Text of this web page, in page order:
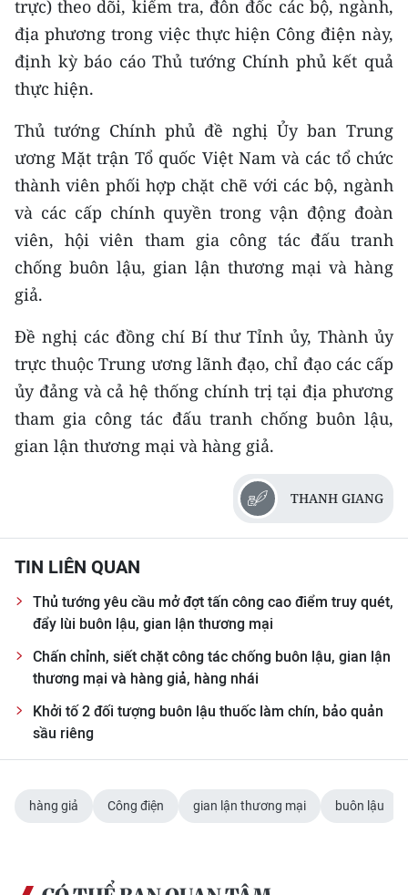
trực) theo dõi, kiểm tra, đôn đốc các bộ, ngành,
địa phương trong việc thực hiện Công điện này,
định kỳ báo cáo Thủ tướng Chính phủ kết quả
thực hiện.
Thủ tướng Chính phủ đề nghị Ủy ban Trung
ương Mặt trận Tổ quốc Việt Nam và các tổ chức
thành viên phối hợp chặt chẽ với các bộ, ngành
và các cấp chính quyền trong vận động đoàn
viên, hội viên tham gia công tác đấu tranh
chống buôn lậu, gian lận thương mại và hàng
giả.
Đề nghị các đồng chí Bí thư Tỉnh ủy, Thành ủy
trực thuộc Trung ương lãnh đạo, chỉ đạo các cấp
ủy đảng và cả hệ thống chính trị tại địa phương
tham gia công tác đấu tranh chống buôn lậu,
gian lận thương mại và hàng giả.
THANH GIANG
TIN LIÊN QUAN
Thủ tướng yêu cầu mở đợt tấn công cao điểm truy quét,
đẩy lùi buôn lậu, gian lận thương mại
Chấn chỉnh, siết chặt công tác chống buôn lậu, gian lận
thương mại và hàng giả, hàng nhái
Khởi tố 2 đối tượng buôn lậu thuốc làm chín, bảo quản
sầu riêng
hàng giả Công điện gian lận thương mại buôn lậu